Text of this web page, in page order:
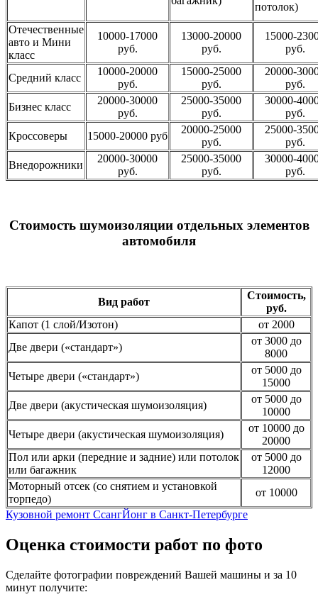
потолок)
Отечественные
авто и Мини
класс
10000-17000
руб.
13000-20000
руб.
15000-
руб.
Средний класс
10000-20000
руб.
15000-25000
руб.
20000-
руб.
Бизнес класс
20000-30000
руб.
25000-35000
руб.
30000-
руб.
Кроссоверы
15000-20000 руб
20000-25000
руб.
25000-
руб.
Внедорожники
20000-30000
руб.
25000-35000
руб.
30000-
руб.
Стоимость шумоизоляции отдельных элементов
автомобиля
Вид работ
Стоимость,
руб.
Капот (1 слой/Изотон)
от 2000
Две двери («стандарт»)
от 3000 до
8000
Четыре двери («стандарт»)
от 5000 до
15000
Две двери (акустическая шумоизоляция)
от 5000 до
10000
Четыре двери (акустическая шумоизоляция)
от 10000 до
20000
Пол или арки (передние и задние) или потолок
или багажник
от 5000 до
12000
Моторный отсек (со снятием и установкой
торпедо)
от 10000
Кузовной ремонт СсангЙонг в Санкт-Петербурге
Оценка стоимости работ по фото
Сделайте фотографии повреждений Вашей машины и за 10
минут получите: